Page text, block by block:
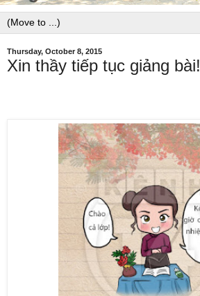
Thursday, October 8, 2015
Xin thầy tiếp tục giảng bài!